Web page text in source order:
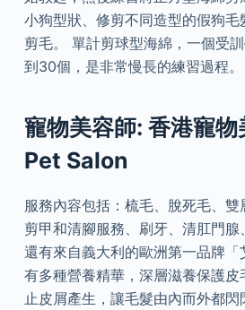
小狗型狀、修剪不同造型的假狗毛
剪毛。 單計剪球型海綿，一個受
到30個，是非常慢長的練習過程。
寵物美容師: 香港寵
Pet Salon
服務內容包括：梳毛、脫死毛、雙
剪甲和清腳服務、刷牙、清肛門
還有來自義大利的歐洲第一品牌「
有多種營養精華，深層滋養保護
止皮屑產生，讓毛髮由內而外都